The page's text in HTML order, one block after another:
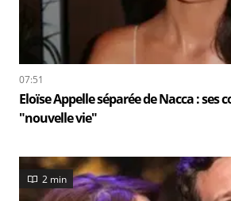
07:51
Eloïse Appelle séparée de Nacca : ses
"nouvelle vie"
2 min